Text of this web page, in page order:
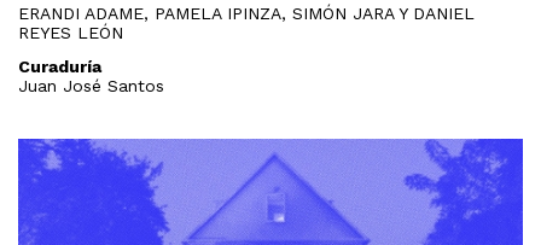
ERANDI ADAME, PAMELA IPINZA, SIMÓN JARA Y DANIEL
REYES LEÓN
Curaduría
Juan José Santos